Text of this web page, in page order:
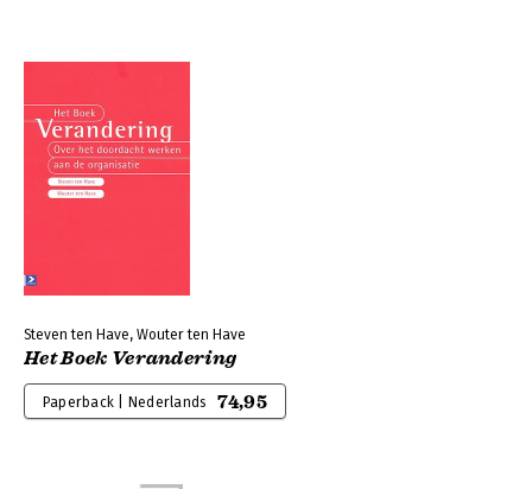
Steven ten Have, Wouter ten Have
Het Boek Verandering
Paperback | Nederlands 74,95